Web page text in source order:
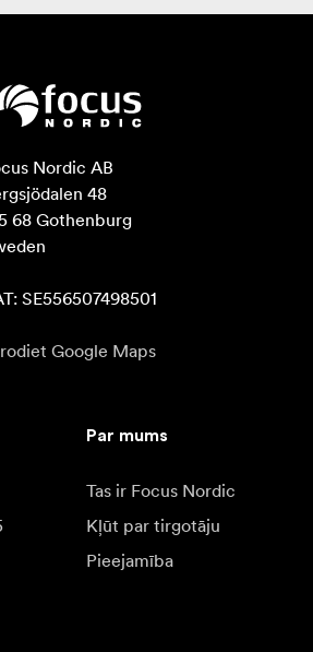
Nordic AB
48
68 Gothenburg
SE556507498501
Google Maps
Par mums
Tas ir Focus Nordic
Kļūt par tirgotāju
Pieejamība